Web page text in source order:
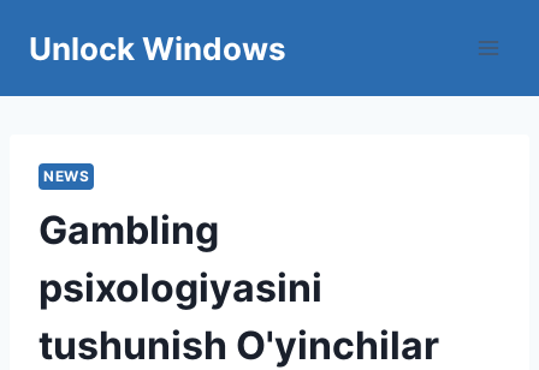
Unlock Windows
NEWS
Gambling
psixologiyasini
tushunish O'yinchilar